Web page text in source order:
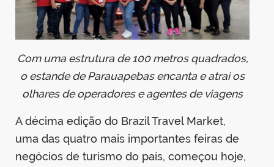
Com uma estrutura de 100 metros quadrados,
o estande de Parauapebas encanta e atrai os
olhares de operadores e agentes de viagens
A décima edição do Brazil Travel Market,
uma das quatro mais importantes feiras de
negócios de turismo do país, começou hoje,